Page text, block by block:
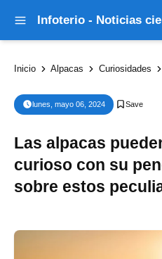
Inicio Alpacas Curiosidades
lunes, mayo 06, 2024
Las alpacas
curioso con su
sobre estos